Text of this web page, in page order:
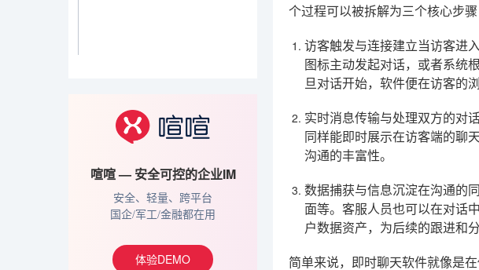
喧喧 — 安全可控的企业IM
安全、轻量、跨平台
国企/军工/金融都在用
体验DEMO
个过程可以被拆解为三个核心步骤
访客触发与连接建立当访客进
图标主动发起对话，或者系统
旦对话开始，软件便在访客的
实时消息传输与处理双方的对
同样能即时展示在访客端的聊
沟通的丰富性。
数据捕获与信息沉淀在沟通的
面等。客服人员也可以在对话
户数据资产，为后续的跟进和
简单来说，即时聊天软件就像是